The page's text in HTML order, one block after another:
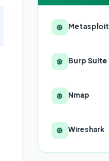
Metasploit
Burp Suite
Nmap
Wireshark